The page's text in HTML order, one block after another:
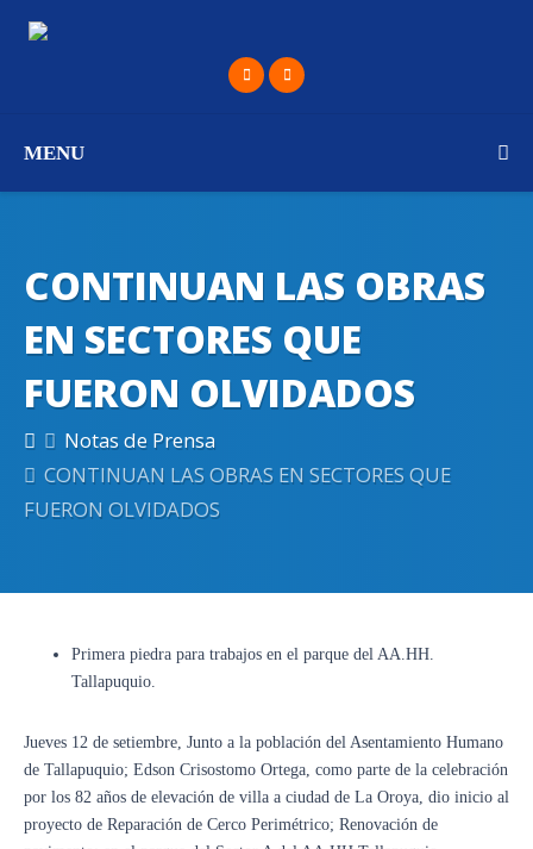
MENU
CONTINUAN LAS OBRAS
EN SECTORES QUE
FUERON OLVIDADOS
Notas de Prensa
CONTINUAN LAS OBRAS EN SECTORES QUE
FUERON OLVIDADOS
Primera piedra para trabajos en el parque del AA.HH.
Tallapuquio.
Jueves 12 de setiembre, Junto a la población del Asentamiento Humano
de Tallapuquio; Edson Crisostomo Ortega, como parte de la celebración
por los 82 años de elevación de villa a ciudad de La Oroya, dio inicio al
proyecto de Reparación de Cerco Perimétrico; Renovación de